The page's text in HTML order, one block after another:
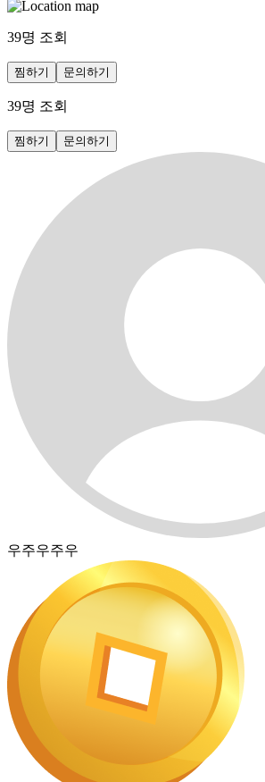
39명 조회
찜하기 문의하기
39명 조회
찜하기 문의하기
우주우주우